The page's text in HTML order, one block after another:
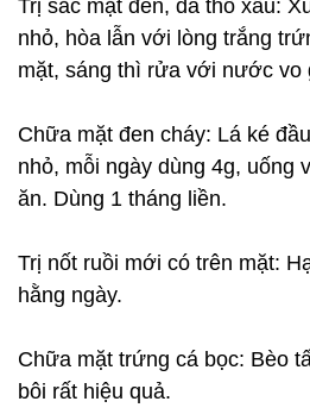
Trị sắc mặt đen, da thô xấu:
nhỏ, hòa lẫn với lòng trắng
mặt, sáng thì rửa với nước vo
Chữa mặt đen cháy: Lá ké
nhỏ, mỗi ngày dùng 4g, uống
ăn. Dùng 1 tháng liền.
Trị nốt ruồi mới có trên mặt:
hằng ngày.
Chữa mặt trứng cá bọc: Bèo
bôi rất hiệu quả.